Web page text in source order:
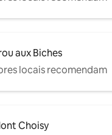
aux Biches
locais recomendam
Choisy